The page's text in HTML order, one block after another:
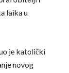
laika u
je katolički
novog